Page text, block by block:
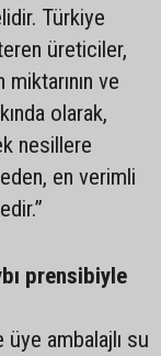
Türkiye
üreticiler,
ve
olarak,
nesillere
en verimli
prensibiyle
üye ambalajlı su